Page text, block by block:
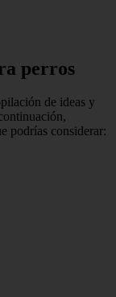
perros
de ideas y
podrías considerar: